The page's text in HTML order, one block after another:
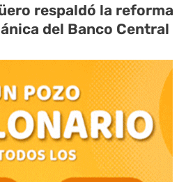
respaldó la reforma
del Banco Central